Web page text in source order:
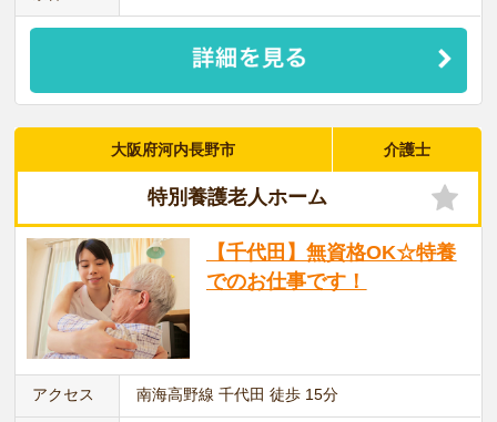
大阪府河内長野市 介護士
特別養護老人ホーム
【千代田】無資格OK☆特養
でのお仕事です！
アクセス 南海高野線 千代田 徒歩 15分